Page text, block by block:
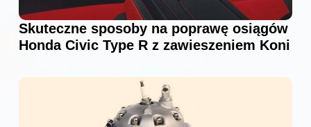
Skuteczne sposoby na poprawę osiągów
Honda Civic Type R z zawieszeniem Koni